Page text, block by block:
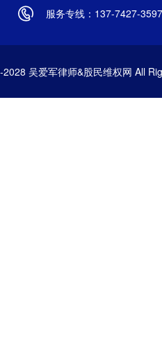
服务专线：137-7427-3597
吴爱军律师&股民维权网 All